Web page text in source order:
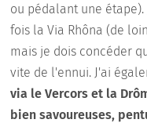
ou pédalant une
fois la Via Rhôna (de
mais je dois concéder
vite de l'ennui. J'ai
via le Vercors et la
bien savoureuses,